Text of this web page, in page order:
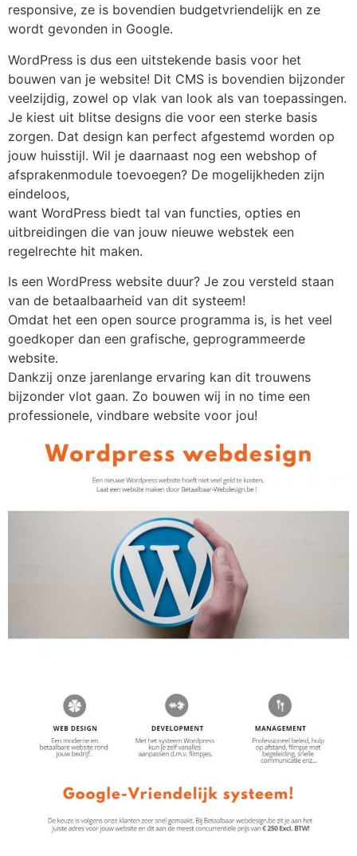
responsive, ze is bovendien budgetvriendelijk en ze
wordt gevonden in Google.
WordPress is dus een uitstekende basis voor het
bouwen van je website! Dit CMS is bovendien bijzonder
veelzijdig, zowel op vlak van look als van toepassingen.
Je kiest uit blitse designs die voor een sterke basis
zorgen. Dat design kan perfect afgestemd worden op
jouw huisstijl. Wil je daarnaast nog een webshop of
afsprakenmodule toevoegen? De mogelijkheden zijn
eindeloos,
want WordPress biedt tal van functies, opties en
uitbreidingen die van jouw nieuwe webstek een
regelrechte hit maken.
Is een WordPress website duur? Je zou versteld staan
van de betaalbaarheid van dit systeem!
Omdat het een open source programma is, is het veel
goedkoper dan een grafische, geprogrammeerde
website.
Dankzij onze jarenlange ervaring kan dit trouwens
bijzonder vlot gaan. Zo bouwen wij in no time een
professionele, vindbare website voor jou!